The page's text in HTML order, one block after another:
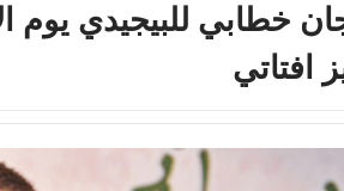
خطابي للبيجيدي يوم
افتاتي